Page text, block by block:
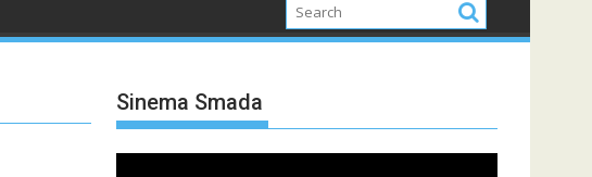
Sinema Smada